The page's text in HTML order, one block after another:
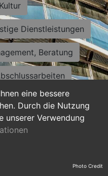
eine bessere
Durch die Nutzung
unserer Verwendung
Dienstleistungen
Beratung
Sekretariat
Ausbildung Photo Credit